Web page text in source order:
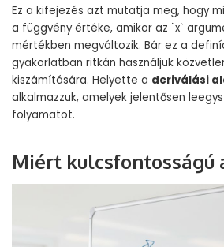
Ez a kifejezés azt mutatja meg, hogy
a függvény értéke, amikor az `x`
mértékben megváltozik. Bár ez a
gyakorlatban ritkán használjuk
kiszámítására. Helyette a deriválási
alkalmazzuk, amelyek jelentősen
folyamatot.
Miért kulcsfontosságú